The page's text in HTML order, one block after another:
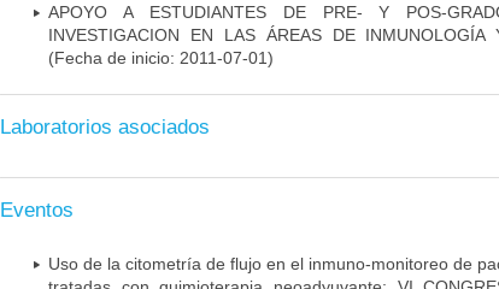
APOYO A ESTUDIANTES DE PRE- Y POS-
INVESTIGACION EN LAS ÁREAS DE INMUNOLOGÍA
(Fecha de inicio: 2011-07-01)
Laboratorios asociados
Eventos
Uso de la citometría de flujo en el inmuno-monitoreo de